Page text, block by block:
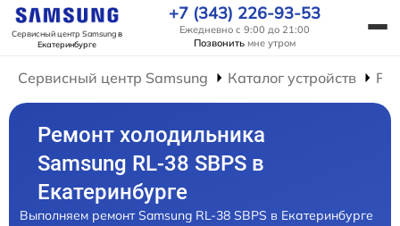
Сервисный центр Samsungв
Екатеринбурге
+7 (343) 226-93-53
Ежедневно с 9:00 до 21:00
Позвонить мне утром
Сервисный центр Samsung Каталог устройств
Ремонт холодильника
Samsung RL-38 SBPS в
Екатеринбурге
Выполняем ремонт Samsung RL-38 SBPS в Екатеринбурге